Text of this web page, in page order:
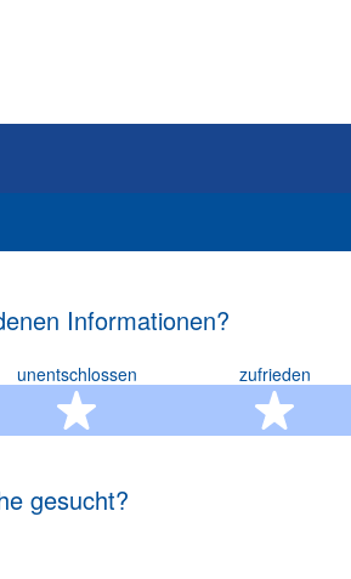
Informationen?
unentschlossen
3 Sterne
zufrieden
4
gesucht?